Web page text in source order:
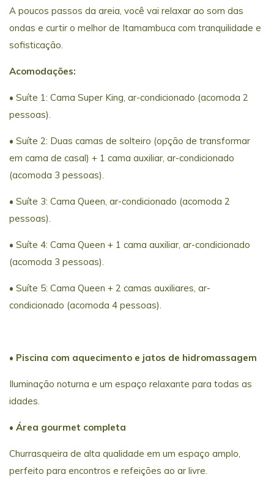
A poucos passos da areia, você vai relaxar ao som das
ondas e curtir o melhor de Itamambuca com tranquilidade e
sofisticação.
Acomodações:
• Suíte 1: Cama Super King, ar-condicionado (acomoda 2
pessoas).
• Suíte 2: Duas camas de solteiro (opção de transformar
em cama de casal) + 1 cama auxiliar, ar-condicionado
(acomoda 3 pessoas).
• Suíte 3: Cama Queen, ar-condicionado (acomoda 2
pessoas).
• Suíte 4: Cama Queen + 1 cama auxiliar, ar-condicionado
(acomoda 3 pessoas).
• Suíte 5: Cama Queen + 2 camas auxiliares, ar-
condicionado (acomoda 4 pessoas).
• Piscina com aquecimento e jatos de hidromassagem
Iluminação noturna e um espaço relaxante para todas as
idades.
• Área gourmet completa
Churrasqueira de alta qualidade em um espaço amplo,
perfeito para encontros e refeições ao ar livre.